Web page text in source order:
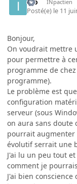
INpactien
Posté(e) le 11
Bonjour,
On voudrait mettre
pour permettre à
programme de
programme).
Le problème est
configuration
serveur (sous
on aura sans doute
pourrait augmenter
évolutif serrait une
J'ai lu un peu tout
comment je
J'ai bien